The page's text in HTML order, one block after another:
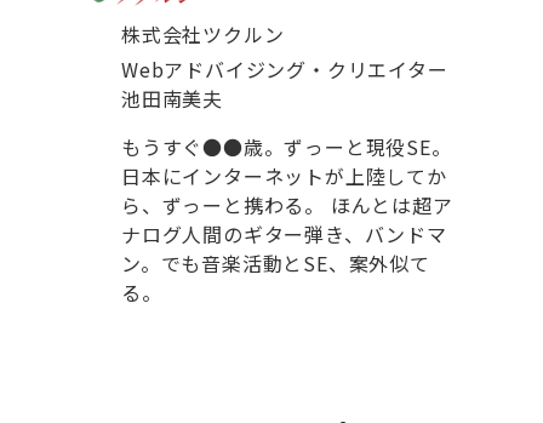
株式会社ツクルン
Webアドバイジング・クリエイター
池田南美夫
もうすぐ●●歳。ずっーと現役SE。
日本にインターネットが上陸してか
ら、ずっーと携わる。 ほんとは超ア
ナログ人間のギター弾き、バンドマ
ン。でも音楽活動とSE、案外似て
る。